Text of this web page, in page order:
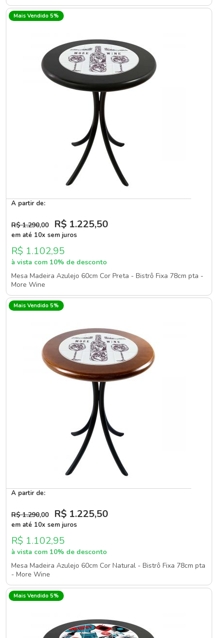
Mais Vendido 5%
A partir de:
R$ 1.290,00 R$ 1.225,50
em até 10x sem juros
R$ 1.102,95
à vista com 10% de desconto
Mesa Madeira Azulejo 60cm Cor Preta - Bistrô Fixa 78cm pta -
More Wine
Mais Vendido 5%
A partir de:
R$ 1.290,00 R$ 1.225,50
em até 10x sem juros
R$ 1.102,95
à vista com 10% de desconto
Mesa Madeira Azulejo 60cm Cor Natural - Bistrô Fixa 78cm pta
- More Wine
Mais Vendido 5%